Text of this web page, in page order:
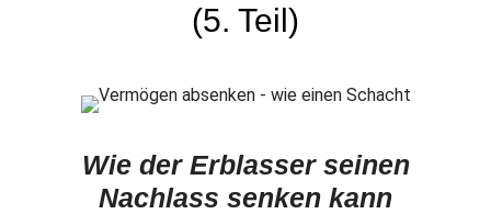
(5. Teil)
Wie der Erblasser seinen
Nachlass senken kann